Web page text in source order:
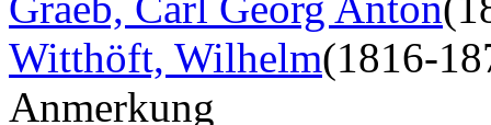
Witthöft, Wilhelm(1816-
Anmerkung